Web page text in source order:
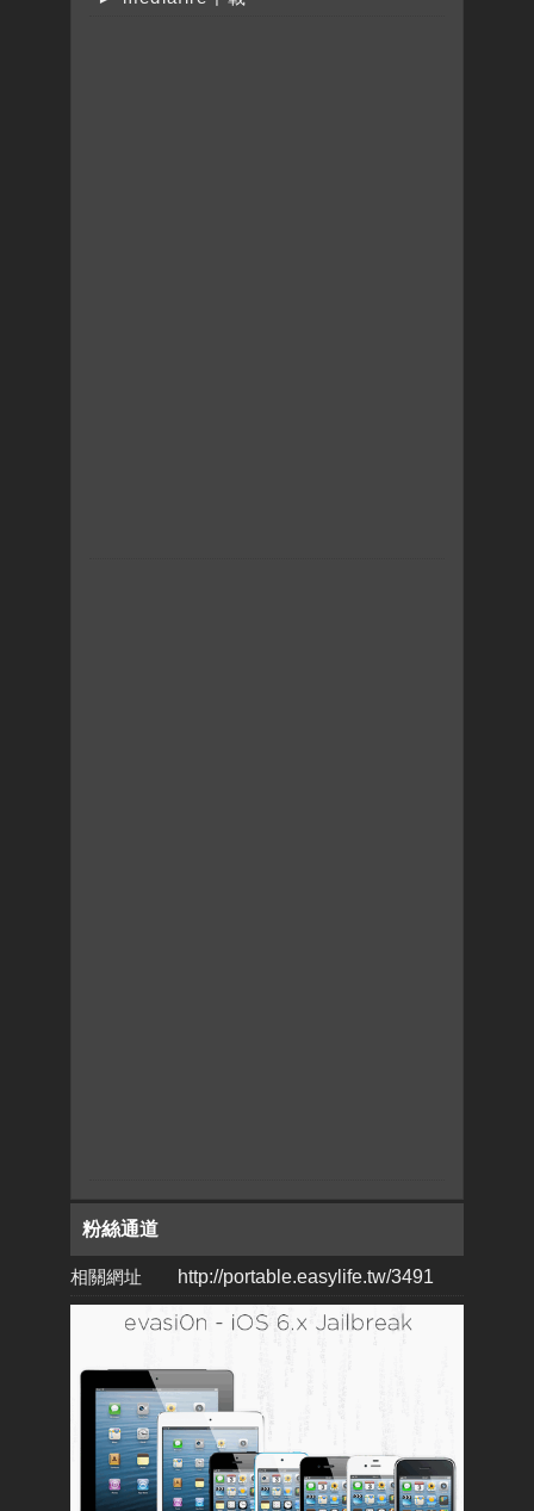
粉絲通道
相關網址 http://portable.easylife.tw/3491